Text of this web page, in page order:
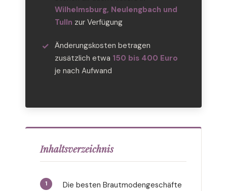
Wilhelmsburg, Neulengbach und
Tulln zur Verfügung
Änderungskosten betragen
zusätzlich etwa 150 bis 400 Euro
je nach Aufwand
Inhaltsverzeichnis
Die besten Brautmodengeschäfte